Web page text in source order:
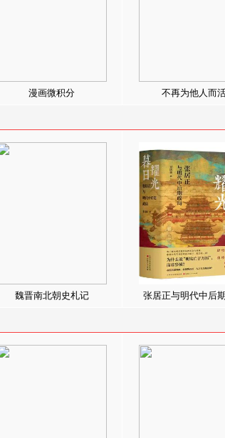
漫画微积分 不再为他人而
魏晋南北朝史札记 张居正与明代中后